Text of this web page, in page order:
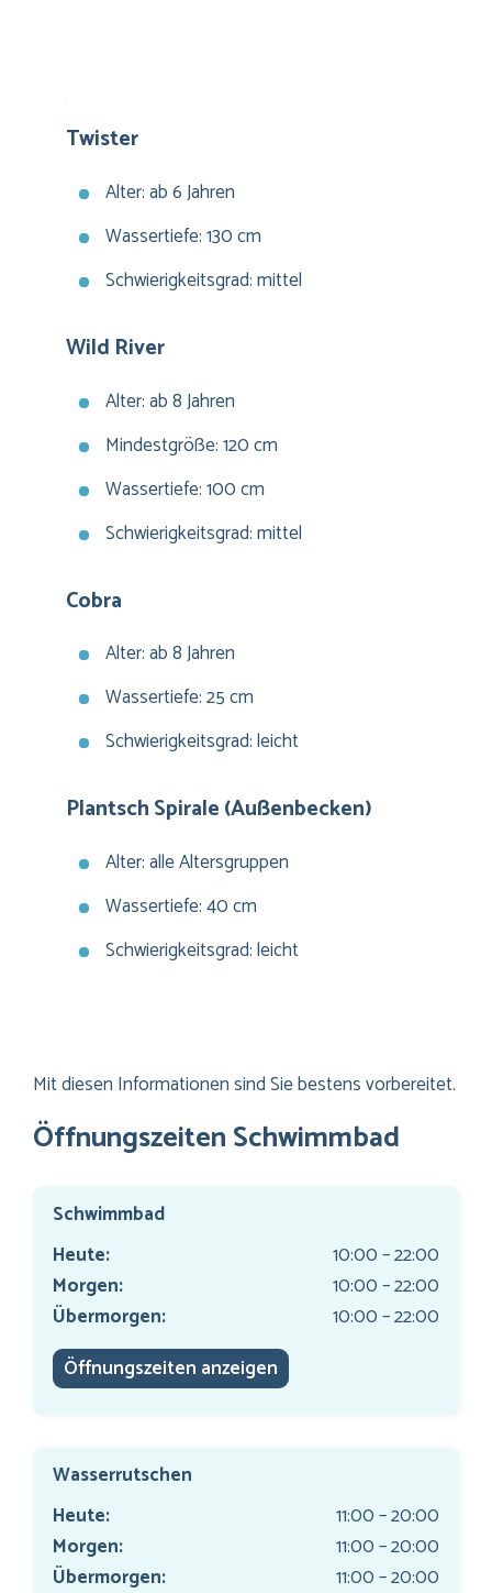
Twister
Alter: ab 6 Jahren
Wassertiefe: 130 cm
Schwierigkeitsgrad: mittel
Wild River
Alter: ab 8 Jahren
Mindestgröße: 120 cm
Wassertiefe: 100 cm
Schwierigkeitsgrad: mittel
Cobra
Alter: ab 8 Jahren
Wassertiefe: 25 cm
Schwierigkeitsgrad: leicht
Plantsch Spirale (Außenbecken)
Alter: alle Altersgruppen
Wassertiefe: 40 cm
Schwierigkeitsgrad: leicht
Mit diesen Informationen sind Sie bestens vorbereitet.
Öffnungszeiten Schwimmbad
Schwimmbad
Heute:
10:00 – 22:00
Morgen:
10:00 – 22:00
Übermorgen:
10:00 – 22:00
Öffnungszeiten anzeigen
Wasserrutschen
Heute:
11:00 – 20:00
Morgen:
11:00 – 20:00
Übermorgen:
11:00 – 20:00